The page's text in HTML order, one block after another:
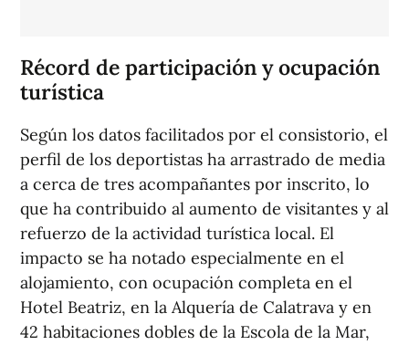
Récord de participación y ocupación
turística
Según los datos facilitados por el consistorio, el
perfil de los deportistas ha arrastrado de media
a cerca de tres acompañantes por inscrito, lo
que ha contribuido al aumento de visitantes y al
refuerzo de la actividad turística local. El
impacto se ha notado especialmente en el
alojamiento, con ocupación completa en el
Hotel Beatriz, en la Alquería de Calatrava y en
42 habitaciones dobles de la Escola de la Mar,